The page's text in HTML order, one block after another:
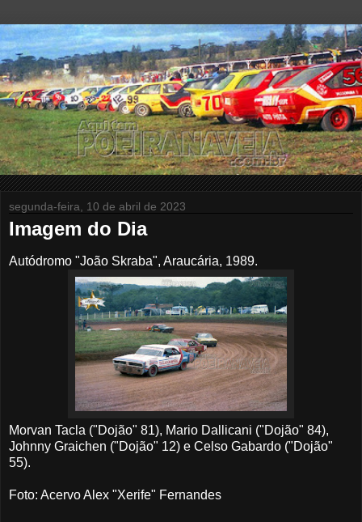
segunda-feira, 10 de abril de 2023
Imagem do Dia
Autódromo "João Skraba", Araucária, 1989.
Morvan Tacla ("Dojão" 81), Mario Dallicani ("Dojão" 84),
Johnny Graichen ("Dojão" 12) e Celso Gabardo ("Dojão"
55).
Foto: Acervo Alex "Xerife" Fernandes